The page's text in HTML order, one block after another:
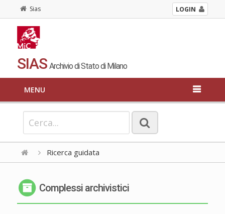
Sias LOGIN
SIAS Archivio di Stato di Milano
MENU
Ricerca guidata
Complessi archivistici